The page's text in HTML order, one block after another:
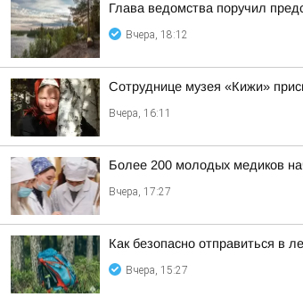
Глава ведомства поручил
Вчера, 18:12
Сотруднице музея «Кижи»
Вчера, 16:11
Более 200 молодых медиков
Вчера, 17:27
Как безопасно отправиться в
Вчера, 15:27